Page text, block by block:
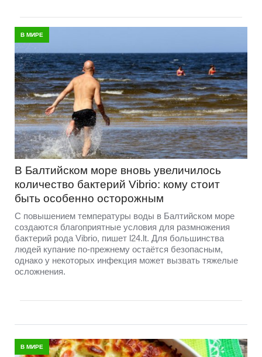
В МИРЕ
В Балтийском море вновь увеличилось
количество бактерий Vibrio: кому стоит
быть особенно осторожным
С повышением температуры воды в Балтийском море
создаются благоприятные условия для размножения
бактерий рода Vibrio, пишет l24.lt. Для большинства
людей купание по-прежнему остаётся безопасным,
однако у некоторых инфекция может вызвать тяжелые
осложнения.
В МИРЕ